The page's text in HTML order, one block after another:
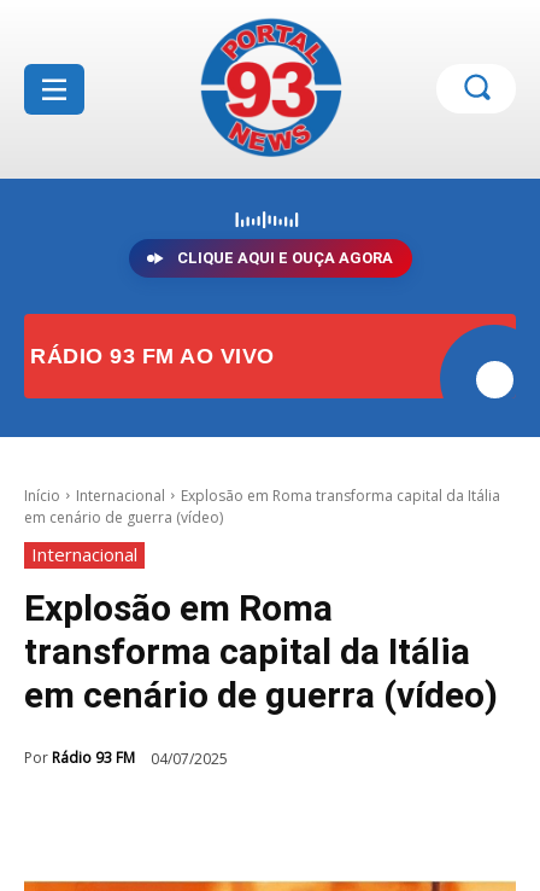
CLIQUE AQUI E OUÇA AGORA
RÁDIO 93 FM AO VIVO
Início Internacional
Explosão em Roma transforma capital da Itália
em cenário de guerra (vídeo)
Internacional
Explosão em Roma
transforma capital da Itália
em cenário de guerra (vídeo)
PorRádio 93 FM 04/07/2025